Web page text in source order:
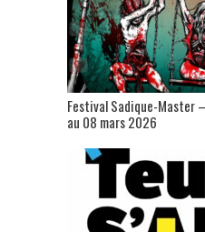
Festival Sadique-Master
au 08 mars 2026